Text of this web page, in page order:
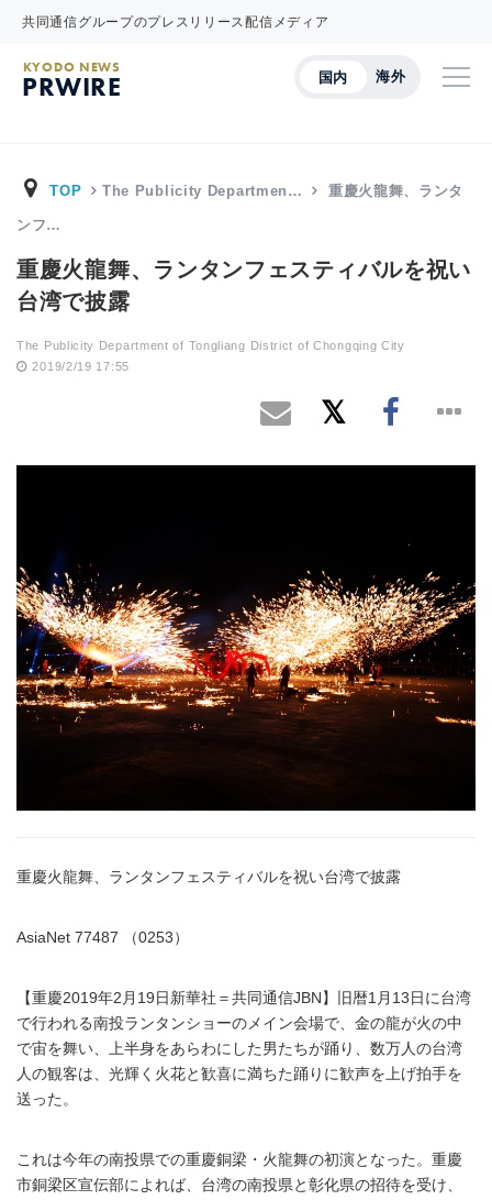
共同通信グループのプレスリリース配信メディア
国内 海外
KYODO NEWS
PRWIRE
TOP The Publicity Departmen… 重慶火龍舞、ランタ
ンフ…
重慶火龍舞、ランタンフェスティバルを祝い
台湾で披露
The Publicity Department of Tongliang District of Chongqing City
2019/2/19 17:55
重慶火龍舞、ランタンフェスティバルを祝い台湾で披露
AsiaNet 77487 （0253）
【重慶2019年2月19日新華社＝共同通信JBN】旧暦1月13日に台湾
で行われる南投ランタンショーのメイン会場で、金の龍が火の中
で宙を舞い、上半身をあらわにした男たちが踊り、数万人の台湾
人の観客は、光輝く火花と歓喜に満ちた踊りに歓声を上げ拍手を
送った。
これは今年の南投県での重慶銅梁・火龍舞の初演となった。重慶
市銅梁区宣伝部によれば、台湾の南投県と彰化県の招待を受け、